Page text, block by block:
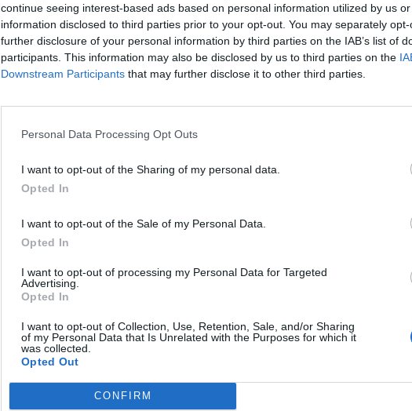
continue seeing interest-based ads based on personal information utilized by us
information disclosed to third parties prior to your opt-out. You may separately
further disclosure of your personal information by third parties on the IAB’s list of
participants. This information may also be disclosed by us to third parties on the
Downstream Participants that may further disclose it to other third parties.
Personal Data Processing Opt Outs
I want to opt-out of the Sharing of my personal data.
Opted In
I want to opt-out of the Sale of my Personal Data.
Opted In
I want to opt-out of processing my Personal Data for Targeted
Advertising.
Opted In
I want to opt-out of Collection, Use, Retention, Sale, and/or Sharing
of my Personal Data that Is Unrelated with the Purposes for which it
was collected.
Opted Out
CONFIRM
Palce:
16
Počet v balení:
2
Priľnavosť na mokru:
C
Profil:
Valivý odpor: